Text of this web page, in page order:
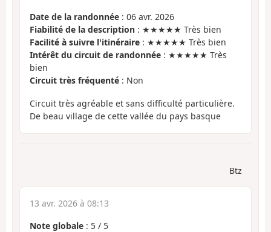
Date de la randonnée : 06 avr. 2026
Fiabilité de la description : ★★★★★ Très bien
Facilité à suivre l'itinéraire : ★★★★★ Très bien
Intérêt du circuit de randonnée : ★★★★★ Très
bien
Circuit très fréquenté : Non
Circuit très agréable et sans difficulté particulière.
De beau village de cette vallée du pays basque
Btz
13 avr. 2026 à 08:13
Note globale : 5 / 5